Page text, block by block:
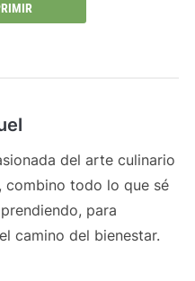
del arte culinario
combino todo lo que sé
para
camino del bienestar.